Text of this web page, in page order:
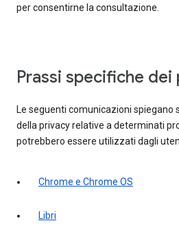
per consentirne la consultazione.
Prassi specifiche
Le seguenti comunicazioni spiegano
della privacy relative a determinati
potrebbero essere utilizzati dagli
Chrome e Chrome OS
Libri